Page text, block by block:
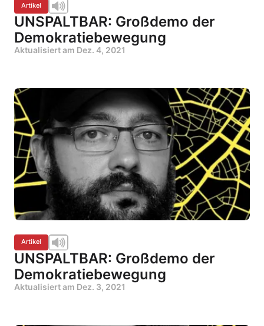
Artikel
UNSPALTBAR: Großdemo der
Demokratiebewegung
Aktualisiert am Dez. 4, 2021
Artikel
UNSPALTBAR: Großdemo der
Demokratiebewegung
Aktualisiert am Dez. 3, 2021